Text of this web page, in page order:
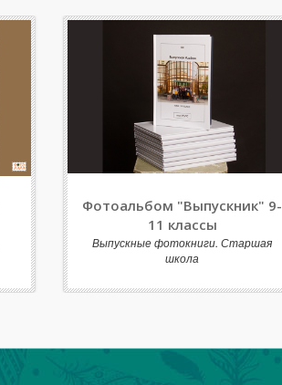
Фотоальбом "Выпускник" 9-
11 классы
Выпускные фотокниги. Старшая
школа